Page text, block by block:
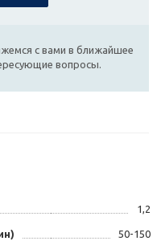
с вами в ближайшее
вопросы.
1,2
50-150